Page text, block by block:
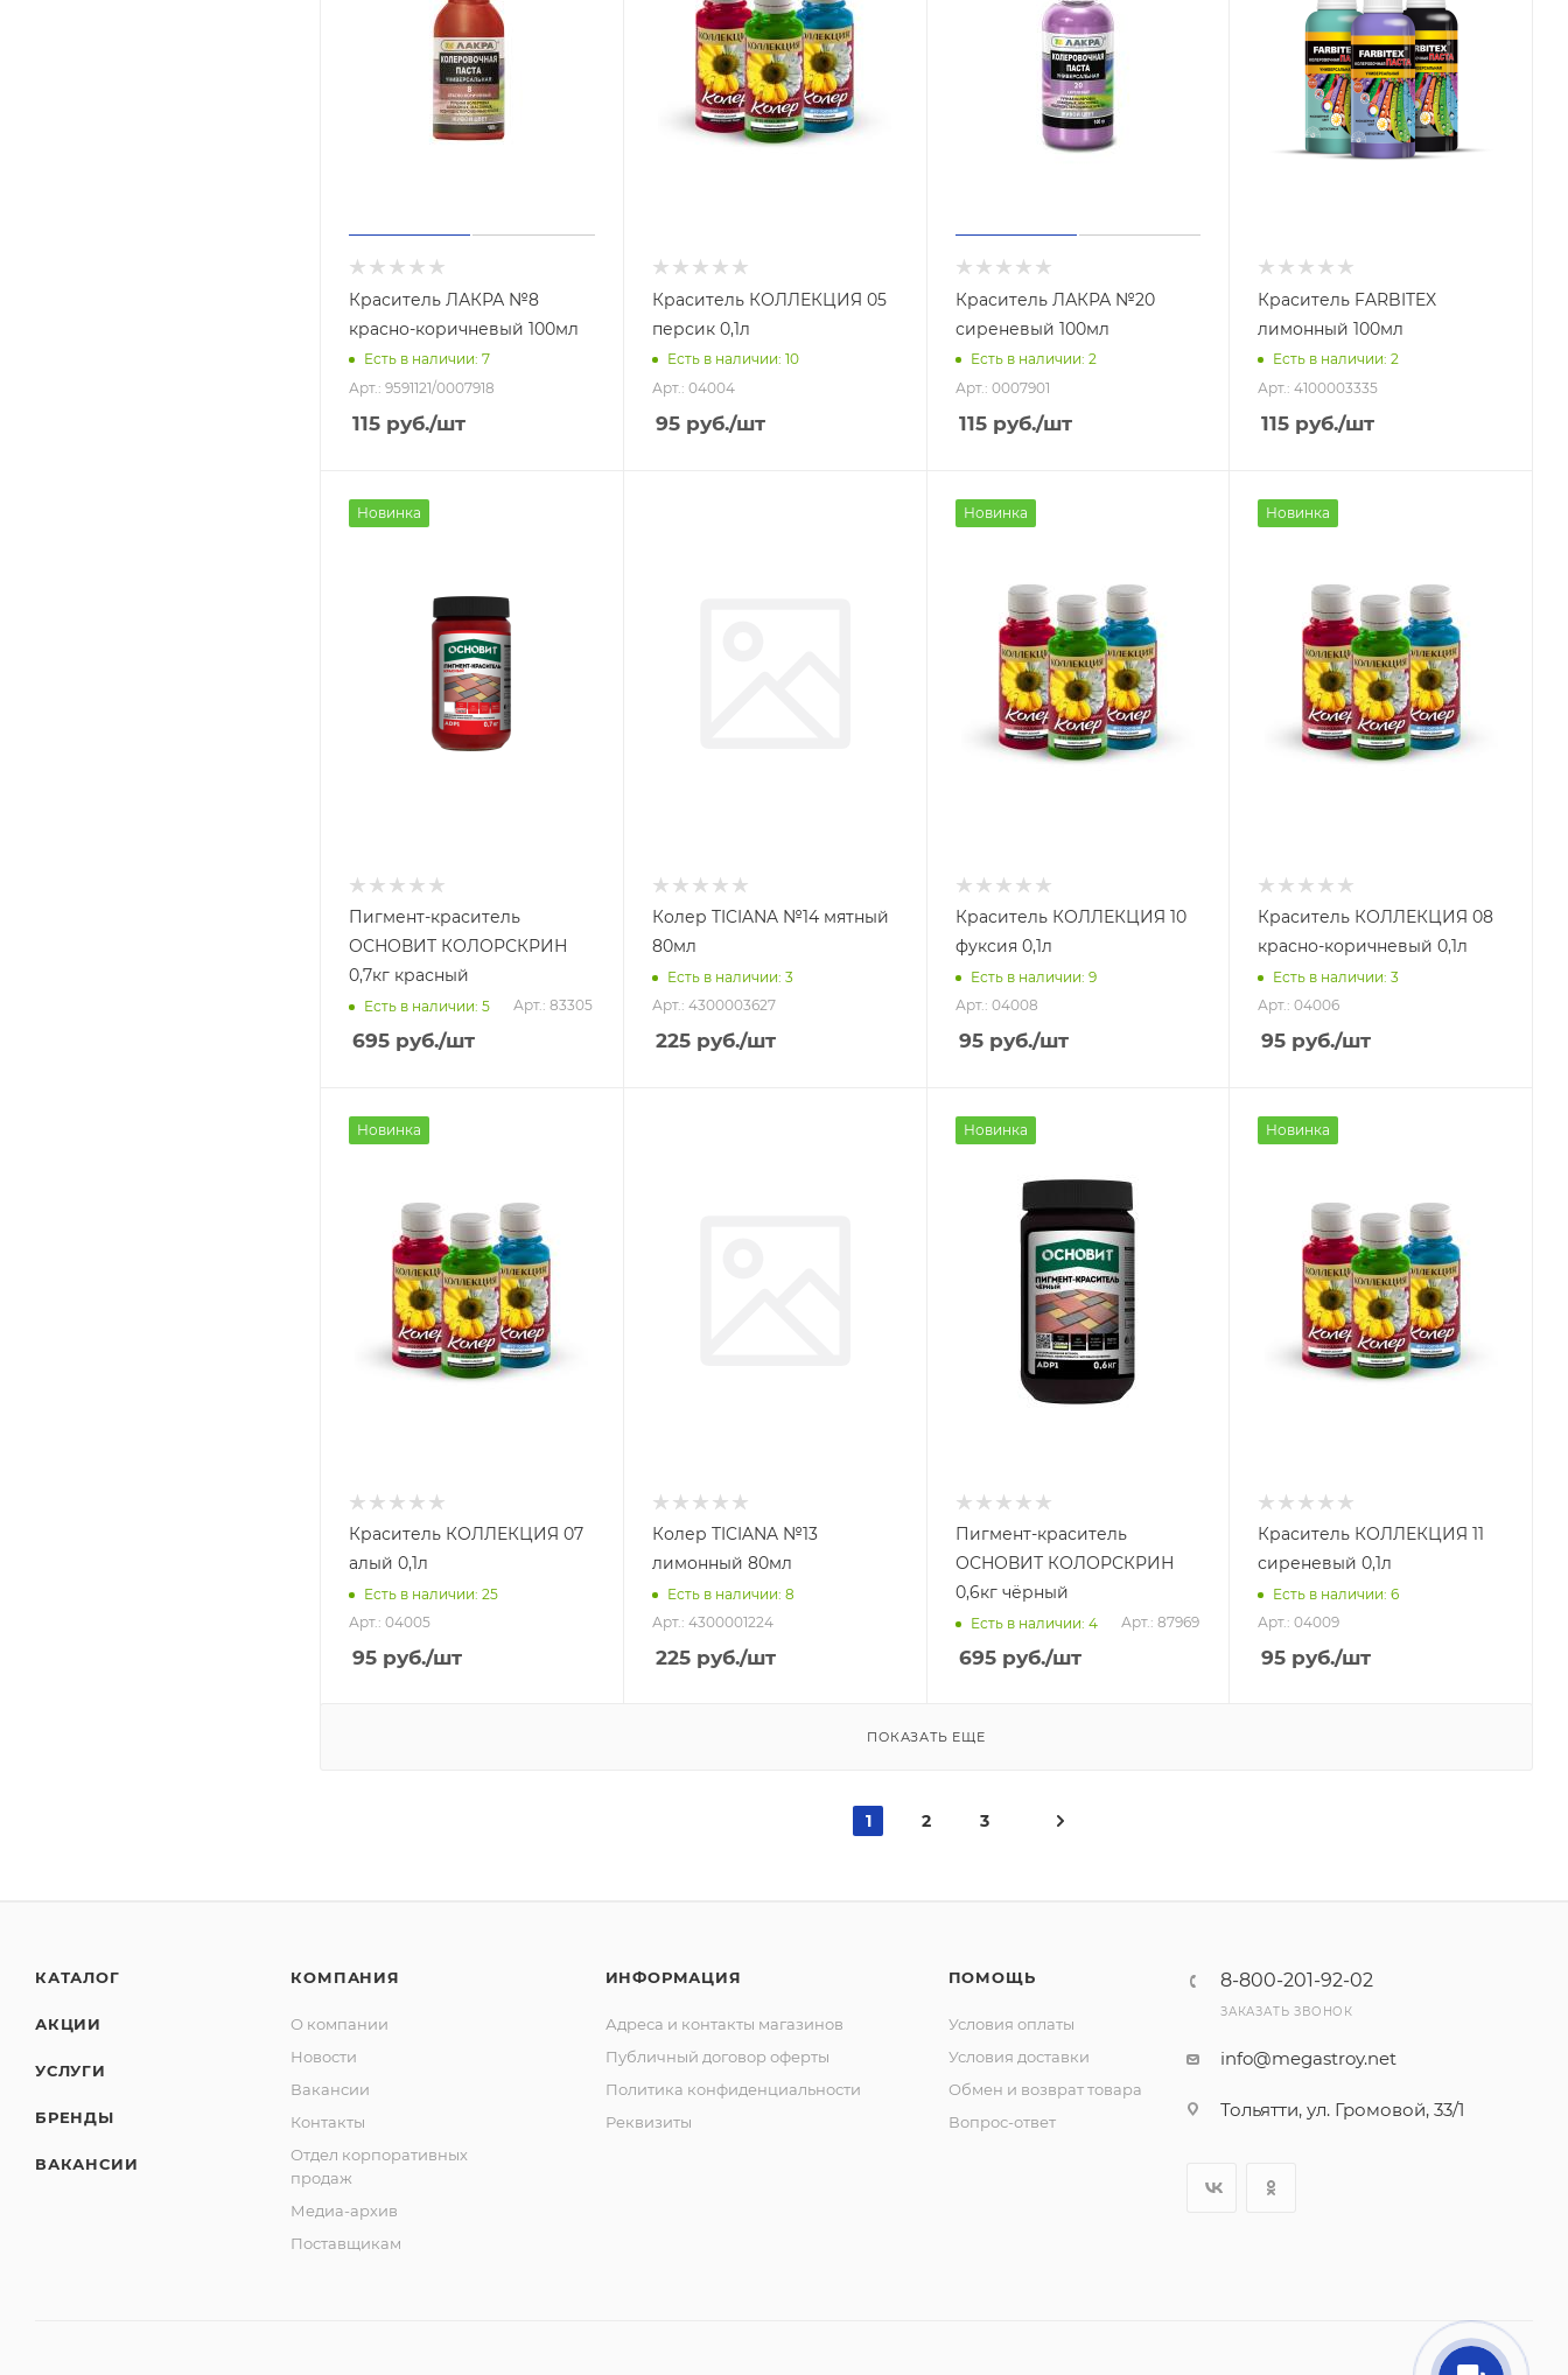
Краситель ЛАКРА №8
красно-коричневый 100мл
Есть в наличии: 7
Арт.: 9591121/0007918
115 руб./шт
Краситель КОЛЛЕКЦИЯ 05
персик 0,1л
Есть в наличии: 10
Арт.: 04004
95руб./шт
Краситель ЛАКРА №20
сиреневый 100мл
Есть в наличии: 2
Арт.: 0007901
115руб./шт
Краситель FARBITEX
лимонный 100мл
Есть в наличии: 2
Арт.: 4100003335
115 руб./шт
Новинка
Пигмент-краситель
ОСНОВИТ КОЛОРСКРИН
0,7кг красный
Есть в наличии: 5 Арт.: 83305
695 руб./шт
Колер TICIANA №14 мятный
80мл
Есть в наличии: 3
Арт.: 4300003627
225руб./шт
Новинка
Краситель КОЛЛЕКЦИЯ 10
фуксия 0,1л
Есть в наличии: 9
Арт.: 04008
95руб./шт
Новинка
Краситель КОЛЛЕКЦИЯ 08
красно-коричневый 0,1л
Есть в наличии: 3
Арт.: 04006
95 руб./шт
Новинка
Краситель КОЛЛЕКЦИЯ 07
алый 0,1л
Есть в наличии: 25
Арт.: 04005
95 руб./шт
Колер TICIANA №13
лимонный 80мл
Есть в наличии: 8
Арт.: 4300001224
225руб./шт
Новинка
Пигмент-краситель
ОСНОВИТ КОЛОРСКРИН
0,6кг чёрный
Есть в наличии: 4 Арт.: 87969
695руб./шт
Новинка
Краситель КОЛЛЕКЦИЯ 11
сиреневый 0,1л
Есть в наличии: 6
Арт.: 04009
95 руб./шт
ПОКАЗАТЬ ЕЩЕ
1 2 3
КАТАЛОГ
АКЦИИ
УСЛУГИ
БРЕНДЫ
ВАКАНСИИ
КОМПАНИЯ
О компании
Новости
Вакансии
Контакты
Отдел корпоративных
продаж
Медиа-архив
Поставщикам
ИНФОРМАЦИЯ
Адреса и контакты магазинов
Публичный договор оферты
Политика конфиденциальности
Реквизиты
ПОМОЩЬ
Условия оплаты
Условия доставки
Обмен и возврат товара
Вопрос-ответ
8-800-201-92-02
ЗАКАЗАТЬ ЗВОНОК
info@megastroy.net
Тольятти, ул. Громовой, 33/1